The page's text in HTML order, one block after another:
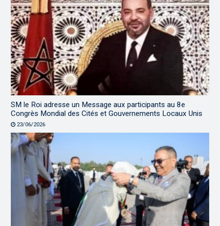
SM le Roi adresse un Message aux participants au 8e
Congrès Mondial des Cités et Gouvernements Locaux Unis
23/06/2026